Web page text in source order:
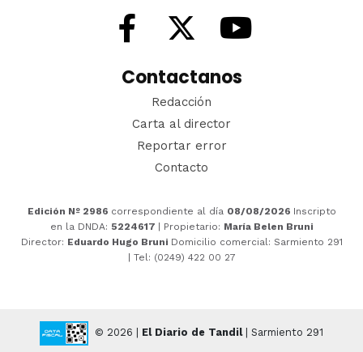
Contactanos
Redacción
Carta al director
Reportar error
Contacto
Edición Nº 2986 correspondiente al día 08/08/2026 Inscripto
en la DNDA: 5224617 | Propietario: María Belen Bruni
Director: Eduardo Hugo Bruni Domicilio comercial: Sarmiento 291
| Tel: (0249) 422 00 27
© 2026 | El Diario de Tandil| Sarmiento 291